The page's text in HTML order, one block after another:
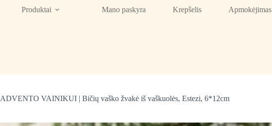
Produktai Mano paskyra Krepšelis Apmokėjimas
ADVENTO VAINIKUI | Bičių vaško žvakė iš vaškuolės, Estezi, 6*12cm